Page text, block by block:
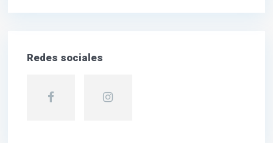
Redes sociales